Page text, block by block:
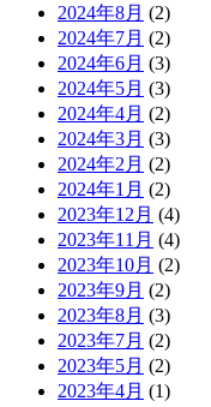
2024年8月 (2)
2024年7月 (2)
2024年6月 (3)
2024年5月 (3)
2024年4月 (2)
2024年3月 (3)
2024年2月 (2)
2024年1月 (2)
2023年12月 (4)
2023年11月 (4)
2023年10月 (2)
2023年9月 (2)
2023年8月 (3)
2023年7月 (2)
2023年5月 (2)
2023年4月 (1)